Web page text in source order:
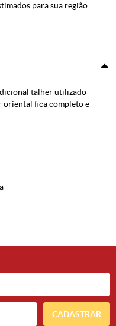
para sua região:
talher utilizado
oriental fica completo e
CADASTRAR